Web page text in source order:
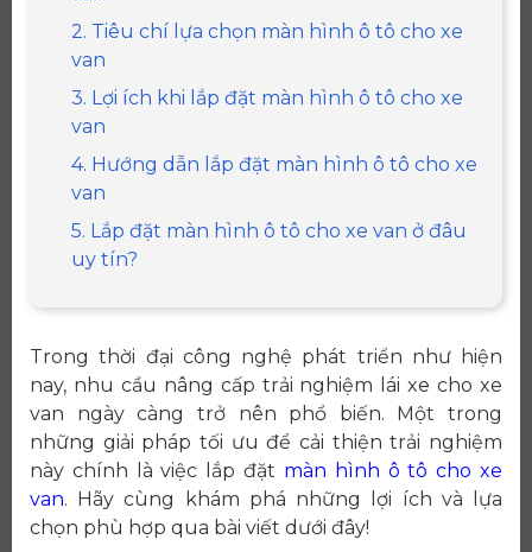
2. Tiêu chí lựa chọn màn hình ô tô cho xe
van
3. Lợi ích khi lắp đặt màn hình ô tô cho xe
van
4. Hướng dẫn lắp đặt màn hình ô tô cho xe
van
5. Lắp đặt màn hình ô tô cho xe van ở đâu
uy tín?
Trong thời đại công nghệ phát triển như hiện
nay, nhu cầu nâng cấp trải nghiệm lái xe cho xe
van ngày càng trở nên phổ biến. Một trong
những giải pháp tối ưu để cải thiện trải nghiệm
này chính là việc lắp đặt màn hình ô tô cho xe
van. Hãy cùng khám phá những lợi ích và lựa
chọn phù hợp qua bài viết dưới đây!